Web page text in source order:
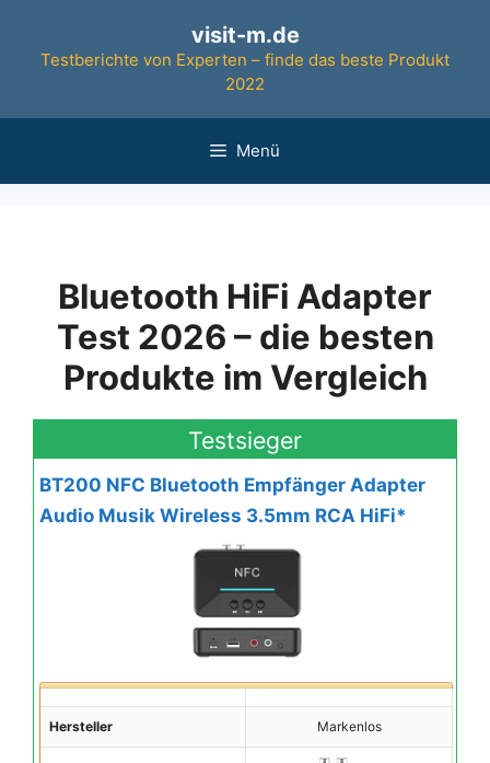
springen
visit-m.de
Testberichte von Experten – finde das beste Produkt
2022
Menü
Bluetooth HiFi Adapter
Test 2026 – die besten
Produkte im Vergleich
Testsieger
BT200 NFC Bluetooth Empfänger Adapter
Audio Musik Wireless 3.5mm RCA HiFi*
Hersteller Markenlos